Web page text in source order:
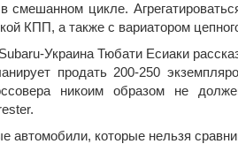
смешанном цикле.
КПП, а также с вариатором
Украина Тюбати Есиаки
продать 200-250
никоим образом не
автомобили, которые нельзя